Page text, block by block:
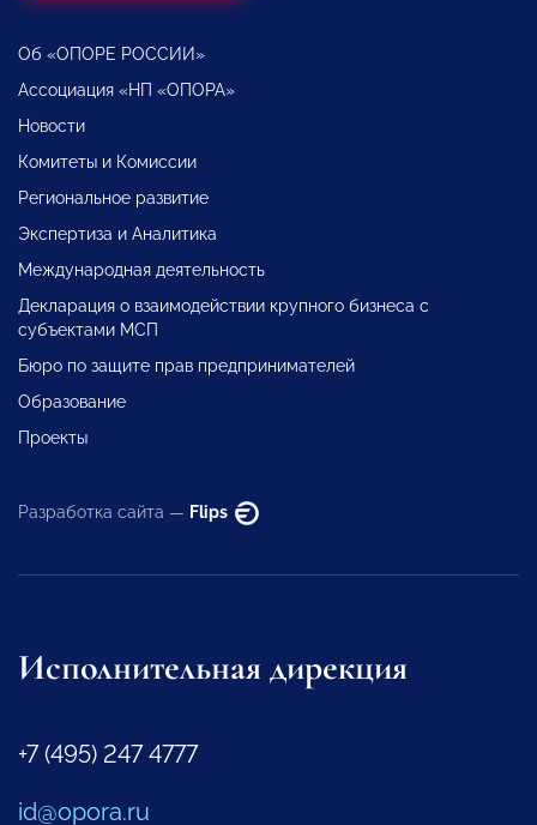
Об «ОПОРЕ РОССИИ»
Ассоциация «НП «ОПОРА»
Новости
Комитеты и Комиссии
Региональное развитие
Экспертиза и Аналитика
Международная деятельность
Декларация о взаимодействии крупного бизнеса с
субъектами МСП
Бюро по защите прав предпринимателей
Образование
Проекты
Разработка сайта — Flips
Исполнительная дирекция
+7 (495) 247 4777
id@opora.ru